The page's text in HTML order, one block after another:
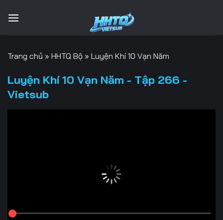
qua
Trang chủ » HHTQ Bộ » Luyện Khí 10 Vạn Năm
Luyện Khí 10 Vạn Năm - Tập 266 -
Vietsub